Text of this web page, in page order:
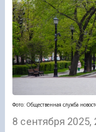
Фото: Общественная служба
8 сентября